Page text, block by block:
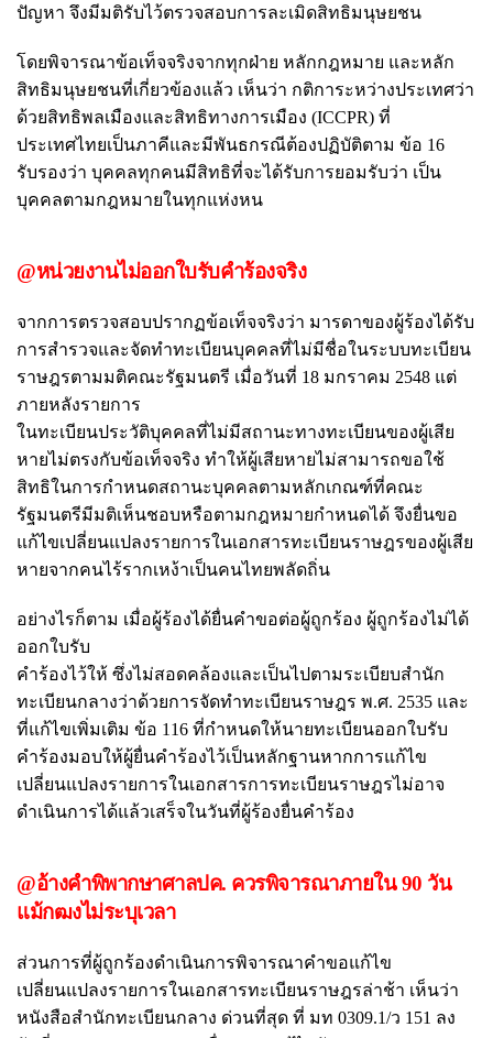
ปัญหา จึงมีมติรับไว้ตรวจสอบการละเมิดสิทธิมนุษยชน
โดยพิจารณาข้อเท็จจริงจากทุกฝ่าย หลักกฎหมาย และหลัก
สิทธิมนุษยชนที่เกี่ยวข้องแล้ว เห็นว่า กติการะหว่างประเทศว่า
ด้วยสิทธิพลเมืองและสิทธิทางการเมือง (ICCPR) ที่
ประเทศไทยเป็นภาคีและมีพันธกรณีต้องปฏิบัติตาม ข้อ 16
รับรองว่า บุคคลทุกคนมีสิทธิที่จะได้รับการยอมรับว่า เป็น
บุคคลตามกฎหมายในทุกแห่งหน
@หน่วยงานไม่ออกใบรับคำร้องจริง
จากการตรวจสอบปรากฏข้อเท็จจริงว่า มารดาของผู้ร้องได้รับ
การสำรวจและจัดทำทะเบียนบุคคลที่ไม่มีชื่อในระบบทะเบียน
ราษฎรตามมติคณะรัฐมนตรี เมื่อวันที่ 18 มกราคม 2548 แต่
ภายหลังรายการ
ในทะเบียนประวัติบุคคลที่ไม่มีสถานะทางทะเบียนของผู้เสีย
หายไม่ตรงกับข้อเท็จจริง ทำให้ผู้เสียหายไม่สามารถขอใช้
สิทธิในการกำหนดสถานะบุคคลตามหลักเกณฑ์ที่คณะ
รัฐมนตรีมีมติเห็นชอบหรือตามกฎหมายกำหนดได้ จึงยื่นขอ
แก้ไขเปลี่ยนแปลงรายการในเอกสารทะเบียนราษฎรของผู้เสีย
หายจากคนไร้รากเหง้าเป็นคนไทยพลัดถิ่น
อย่างไรก็ตาม เมื่อผู้ร้องได้ยื่นคำขอต่อผู้ถูกร้อง ผู้ถูกร้องไม่ได้
ออกใบรับ
คำร้องไว้ให้ ซึ่งไม่สอดคล้องและเป็นไปตามระเบียบสำนัก
ทะเบียนกลางว่าด้วยการจัดทำทะเบียนราษฎร พ.ศ. 2535 และ
ที่แก้ไขเพิ่มเติม ข้อ 116 ที่กำหนดให้นายทะเบียนออกใบรับ
คำร้องมอบให้ผู้ยื่นคำร้องไว้เป็นหลักฐานหากการแก้ไข
เปลี่ยนแปลงรายการในเอกสารการทะเบียนราษฎรไม่อาจ
ดำเนินการได้แล้วเสร็จในวันที่ผู้ร้องยื่นคำร้อง
@อ้างคำพิพากษาศาลปค. ควรพิจารณาภายใน 90 วัน
แม้กฒงไม่ระบุเวลา
ส่วนการที่ผู้ถูกร้องดำเนินการพิจารณาคำขอแก้ไข
เปลี่ยนแปลงรายการในเอกสารทะเบียนราษฎรล่าช้า เห็นว่า
หนังสือสำนักทะเบียนกลาง ด่วนที่สุด ที่ มท 0309.1/ว 151 ลง